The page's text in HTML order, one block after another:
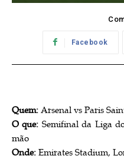
Facebook
Quem: Arsenal vs Paris
O que: Semifinal da Liga
mão
Onde: Emirates Stadium,